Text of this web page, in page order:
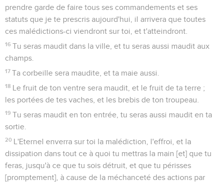
prendre garde de faire tous ses commandements et ses
statuts que je te prescris aujourd'hui, il arrivera que toutes
ces malédictions-ci viendront sur toi, et t'atteindront.
16 Tu seras maudit dans la ville, et tu seras aussi maudit aux
champs.
17 Ta corbeille sera maudite, et ta maie aussi.
18 Le fruit de ton ventre sera maudit, et le fruit de ta terre ;
les portées de tes vaches, et les brebis de ton troupeau.
19 Tu seras maudit en ton entrée, tu seras aussi maudit en ta
sortie.
20 L'Eternel enverra sur toi la malédiction, l'effroi, et la
dissipation dans tout ce à quoi tu mettras la main [et] que tu
feras, jusqu'à ce que tu sois détruit, et que tu périsses
[promptement], à cause de la méchanceté des actions par